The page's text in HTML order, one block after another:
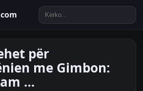
për
me Gimbon:
…